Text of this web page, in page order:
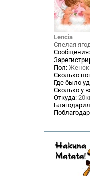
Lencia
Спелая
Сообщения:
Пол:
Сколько
Где было
Сколько у
Откуда: